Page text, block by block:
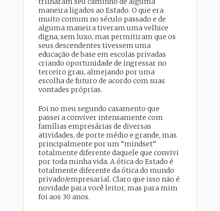
maneira ligados ao Estado. O que era
muito comum no século passado e de
alguma maneira tiveram uma velhice
digna, sem luxo, mas permitiram que os
seus descendentes tivessem uma
educação de base em escolas privadas
criando oportunidade de ingressar no
terceiro grau, almejando por uma
escolha de futuro de acordo com suas
vontades próprias.
Foi no meu segundo casamento que
passei a conviver intensamente com
famílias empresárias de diversas
atividades, de porte médio e grande, mas
principalmente por um “mindset”
totalmente diferente daquele que convivi
por toda minha vida. A ótica do Estado é
totalmente diferente da ótica do mundo
privado/empresarial. Claro que isso não é
novidade para você leitor, mas para mim
foi aos 30 anos.